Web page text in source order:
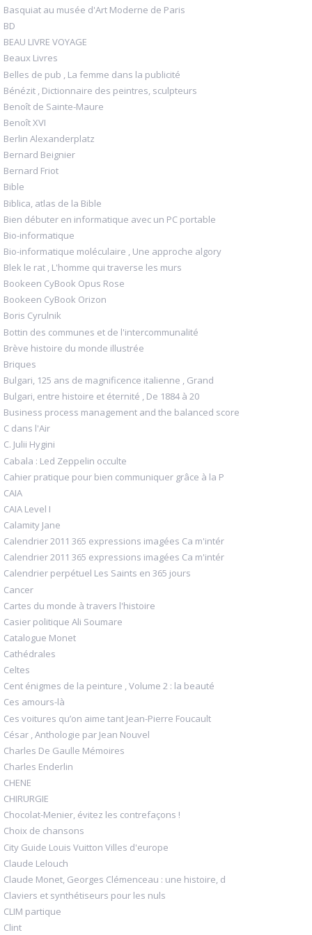
Basquiat au musée d'Art Moderne de Paris
BD
BEAU LIVRE VOYAGE
Beaux Livres
Belles de pub , La femme dans la publicité
Bénézit , Dictionnaire des peintres, sculpteurs
Benoît de Sainte-Maure
Benoît XVI
Berlin Alexanderplatz
Bernard Beignier
Bernard Friot
Bible
Biblica, atlas de la Bible
Bien débuter en informatique avec un PC portable
Bio-informatique
Bio-informatique moléculaire , Une approche algory
Blek le rat , L'homme qui traverse les murs
Bookeen CyBook Opus Rose
Bookeen CyBook Orizon
Boris Cyrulnik
Bottin des communes et de l'intercommunalité
Brève histoire du monde illustrée
Briques
Bulgari, 125 ans de magnificence italienne , Grand
Bulgari, entre histoire et éternité , De 1884 à 20
Business process management and the balanced score
C dans l'Air
C. Julii Hygini
Cabala : Led Zeppelin occulte
Cahier pratique pour bien communiquer grâce à la P
CAIA
CAIA Level I
Calamity Jane
Calendrier 2011 365 expressions imagées Ca m'intér
Calendrier 2011 365 expressions imagées Ca m'intér
Calendrier perpétuel Les Saints en 365 jours
Cancer
Cartes du monde à travers l'histoire
Casier politique Ali Soumare
Catalogue Monet
Cathédrales
Celtes
Cent énigmes de la peinture , Volume 2 : la beauté
Ces amours-là
Ces voitures qu’on aime tant Jean-Pierre Foucault
César , Anthologie par Jean Nouvel
Charles De Gaulle Mémoires
Charles Enderlin
CHENE
CHIRURGIE
Chocolat-Menier, évitez les contrefaçons !
Choix de chansons
City Guide Louis Vuitton Villes d'europe
Claude Lelouch
Claude Monet, Georges Clémenceau : une histoire, d
Claviers et synthétiseurs pour les nuls
CLIM partique
Clint